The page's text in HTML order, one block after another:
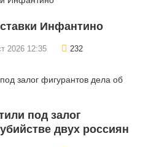
Инфантино
2026 12:35 232
под залог
двух россиян